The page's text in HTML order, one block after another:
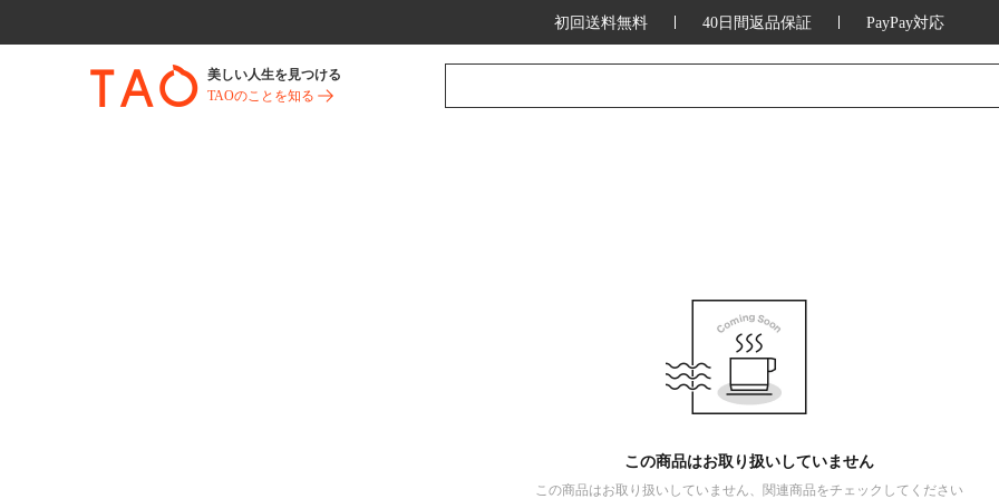
初回送料無料 40日間返品保証 PayPay対応
美しい人生を見つける
TAOのことを知る
この商品はお取り扱いしていません
この商品はお取り扱いしていません、関連商品をチェックしてください